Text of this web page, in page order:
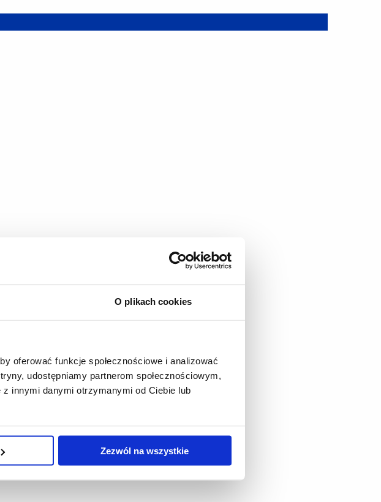
O plikach cookies
oferować funkcje społecznościowe i analizować
udostępniamy partnerom społecznościowym,
innymi danymi otrzymanymi od Ciebie lub
Zezwól na wszystkie